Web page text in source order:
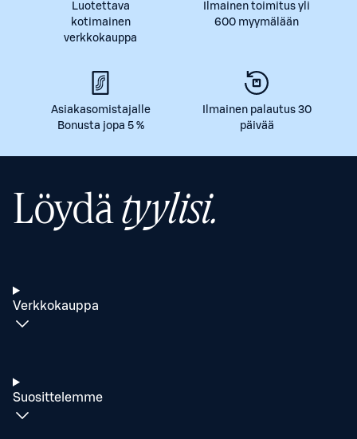
Luotettava
kotimainen
verkkokauppa
Ilmainen toimitus yli
600 myymälään
Asiakasomistajalle
Bonusta jopa 5 %
Ilmainen palautus 30
päivää
Löydätyylisi.
Verkkokauppa
Suosittelemme